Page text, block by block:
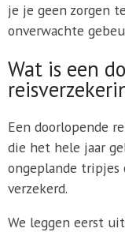
je je geen zorgen
onverwachte
Wat is een
Een doorlopende
die het hele jaar
ongeplande
verzekerd.
We leggen eerst